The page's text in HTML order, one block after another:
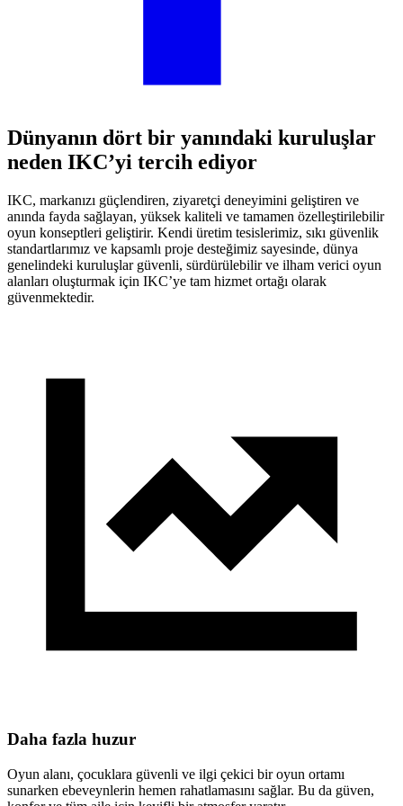
Dünyanın dört bir yanındaki kuruluşlar
neden IKC’yi tercih ediyor
IKC, markanızı güçlendiren, ziyaretçi deneyimini geliştiren ve
anında fayda sağlayan, yüksek kaliteli ve tamamen özelleştirilebilir
oyun konseptleri geliştirir. Kendi üretim tesislerimiz, sıkı güvenlik
standartlarımız ve kapsamlı proje desteğimiz sayesinde, dünya
genelindeki kuruluşlar güvenli, sürdürülebilir ve ilham verici oyun
alanları oluşturmak için IKC’ye tam hizmet ortağı olarak
güvenmektedir.
Daha fazla huzur
Oyun alanı, çocuklara güvenli ve ilgi çekici bir oyun ortamı
sunarken ebeveynlerin hemen rahatlamasını sağlar. Bu da güven,